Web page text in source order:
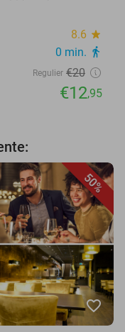
8.6 star
0 min. directions_walk
Regulier €20
€12,95
50%
favorite_border